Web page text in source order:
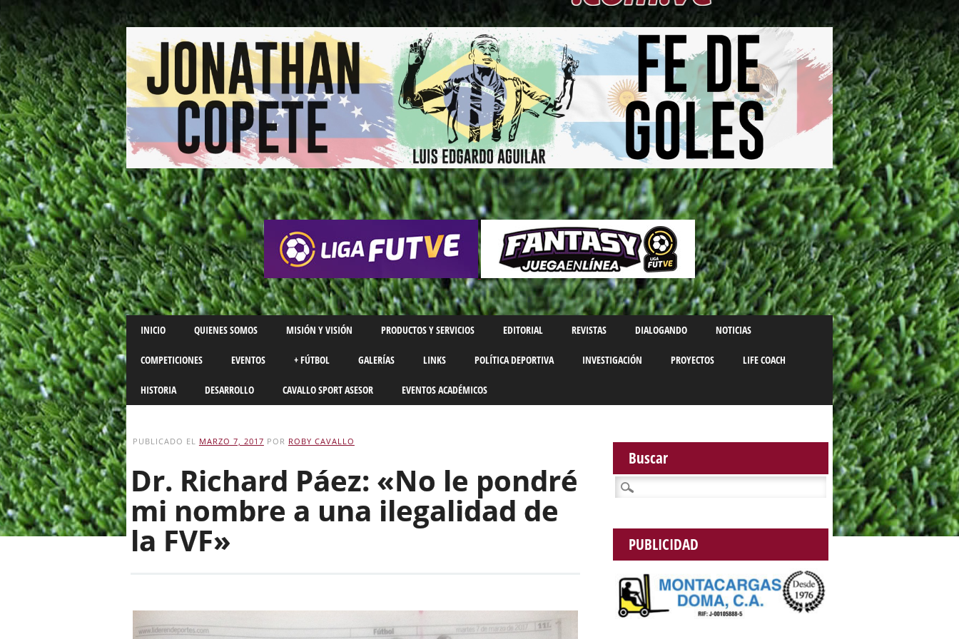
Main menu
Skip
to
content
INICIO QUIENES SOMOS MISIÓN Y VISIÓN PRODUCTOS Y SERVICIOS EDITORIAL REVISTAS DIALOGANDO NOTICIAS
COMPETICIONES EVENTOS + FÚTBOL GALERÍAS LINKS POLÍTICA DEPORTIVA INVESTIGACIÓN PROYECTOS LIFE COACH
HISTORIA DESARROLLO CAVALLO SPORT ASESOR EVENTOS ACADÉMICOS
PUBLICADO EL MARZO 7, 2017 POR ROBY CAVALLO
Dr. Richard Páez: «No le pondré
mi nombre a una ilegalidad de
la FVF»
Buscar
Buscar:
PUBLICIDAD